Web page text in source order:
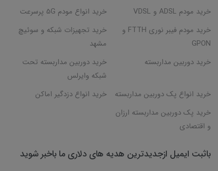
خرید مودم ADSL و VDSL
خرید انواع مودم 5G پرسرعت
خرید مودم فیبر نوری FTTH و
GPON
خرید تجهیزات شبکه و سوئیچ
مشهد
خرید دوربین مداربسته
خرید دوربین مداربسته تحت
شبکه وایرلس
خرید انواع پک دوربین مداربسته
خرید انواع دزدگیر اماکن
خرید پک دوربین مداربسته ارزان
و اقتصادی
باثبت ایمیل ازجدیدترین هدیه های دلاری ما باخبر شوید